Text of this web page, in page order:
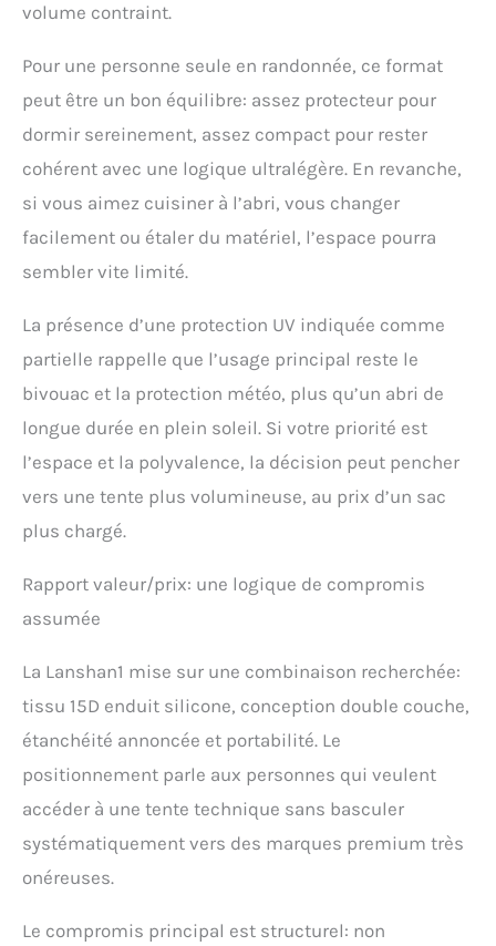
volume contraint.
Pour une personne seule en randonnée, ce format
peut être un bon équilibre: assez protecteur pour
dormir sereinement, assez compact pour rester
cohérent avec une logique ultralégère. En revanche,
si vous aimez cuisiner à l’abri, vous changer
facilement ou étaler du matériel, l’espace pourra
sembler vite limité.
La présence d’une protection UV indiquée comme
partielle rappelle que l’usage principal reste le
bivouac et la protection météo, plus qu’un abri de
longue durée en plein soleil. Si votre priorité est
l’espace et la polyvalence, la décision peut pencher
vers une tente plus volumineuse, au prix d’un sac
plus chargé.
Rapport valeur/prix: une logique de compromis
assumée
La Lanshan1 mise sur une combinaison recherchée:
tissu 15D enduit silicone, conception double couche,
étanchéité annoncée et portabilité. Le
positionnement parle aux personnes qui veulent
accéder à une tente technique sans basculer
systématiquement vers des marques premium très
onéreuses.
Le compromis principal est structurel: non